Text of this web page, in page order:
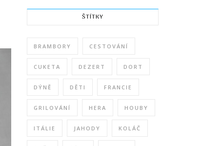
ŠTÍTKY
BRAMBORY CESTOVÁNÍ
CUKETA DEZERT DORT
DÝNĚ DĚTI FRANCIE
GRILOVÁNÍ HERA HOUBY
ITÁLIE JAHODY KOLÁČ